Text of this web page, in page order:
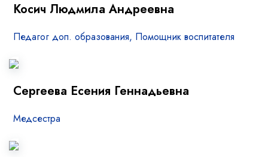
Косич Людмила Андреевна
Педагог доп. образования, Помощник воспитателя
Сергеева Есения Геннадьевна
Медсестра